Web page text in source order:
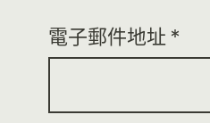
電子郵件地址 *